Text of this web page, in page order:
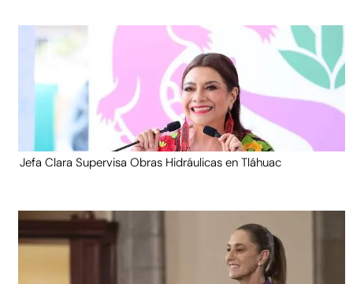
Jefa Clara Supervisa Obras Hidráulicas en Tláhuac